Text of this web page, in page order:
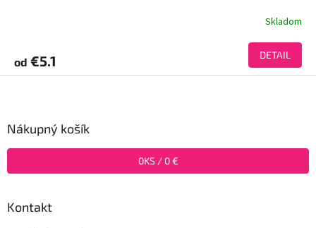
Skladom
od €5.1 DETAIL
Nákupný košík
0KS / 0 €
Kontakt